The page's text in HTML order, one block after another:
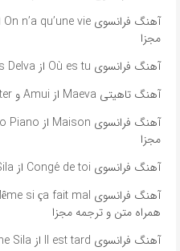
مجزا
آهنگ فرانسوی Où es tu از Anaïs Delva به همراه متن و ترجمه مجزا
آهنگ تاهیتی Maeva از Amui و Ken Carlter به همراه متن و ترجمه مجزا
مجزا
آهنگ فرانسوی Congé de toi از Anne Sila به همراه متن و ترجمه مجزا
همراه متن و ترجمه مجزا
آهنگ فرانسوی Il est tard از Anne Sila به همراه متن و ترجمه مجزا